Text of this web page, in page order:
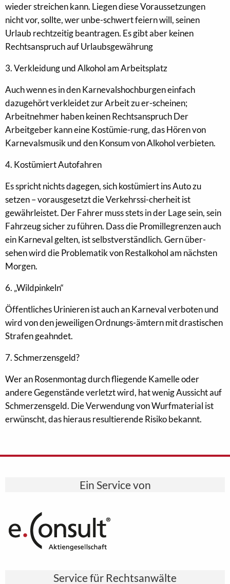
wieder streichen kann. Liegen diese Voraussetzungen
nicht vor, sollte, wer unbe-schwert feiern will, seinen
Urlaub rechtzeitig beantragen. Es gibt aber keinen
Rechtsanspruch auf Urlaubsgewährung
3. Verkleidung und Alkohol am Arbeitsplatz
Auch wenn es in den Karnevalshochburgen einfach
dazugehört verkleidet zur Arbeit zu er-scheinen;
Arbeitnehmer haben keinen Rechtsanspruch Der
Arbeitgeber kann eine Kostümie-rung, das Hören von
Karnevalsmusik und den Konsum von Alkohol verbieten.
4. Kostümiert Autofahren
Es spricht nichts dagegen, sich kostümiert ins Auto zu
setzen – vorausgesetzt die Verkehrssi-cherheit ist
gewährleistet. Der Fahrer muss stets in der Lage sein, sein
Fahrzeug sicher zu führen. Dass die Promillegrenzen auch
ein Karneval gelten, ist selbstverständlich. Gern über-
sehen wird die Problematik von Restalkohol am nächsten
Morgen.
6. „Wildpinkeln“
Öffentliches Urinieren ist auch an Karneval verboten und
wird von den jeweiligen Ordnungs-ämtern mit drastischen
Strafen geahndet.
7. Schmerzensgeld?
Wer an Rosenmontag durch fliegende Kamelle oder
andere Gegenstände verletzt wird, hat wenig Aussicht auf
Schmerzensgeld. Die Verwendung von Wurfmaterial ist
erwünscht, das hieraus resultierende Risiko bekannt.
Ein Service von
Service für Rechtsanwälte